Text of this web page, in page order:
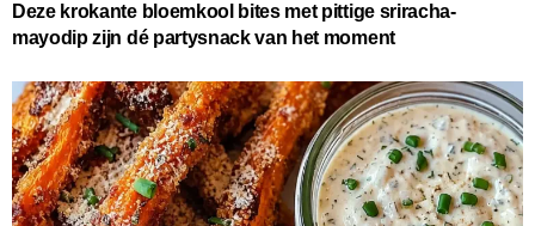
Deze krokante bloemkool bites met pittige sriracha-
mayodip zijn dé partysnack van het moment